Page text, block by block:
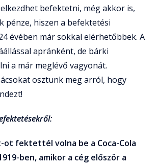
befektetni, még akkor is,
pénze, hiszen a befektetési
évében már sokkal elérhetőbbek. A
apránként, de bárki
a már meglévő vagyonát.
osztunk meg arról, hogy
ot fektettél volna be a Coca-Cola
ben, amikor a cég először a